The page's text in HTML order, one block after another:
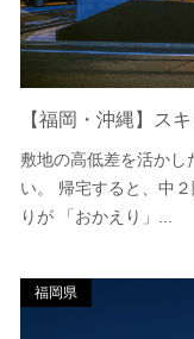
【福岡・沖縄】ス
敷地の高低差を活かし
い。 帰宅すると、中
りが 「おかえり」...
福岡県